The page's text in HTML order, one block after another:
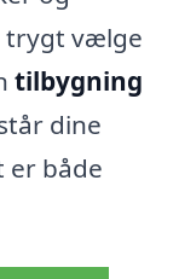
trygt vælge
tilbygning
dine
er både